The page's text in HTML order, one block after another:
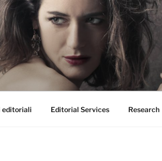
editoriali Editorial Services Research